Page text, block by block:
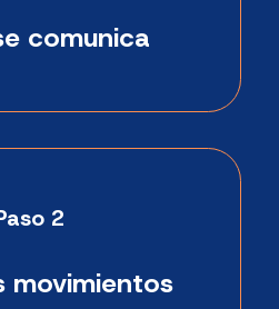
comunica
2
movimientos